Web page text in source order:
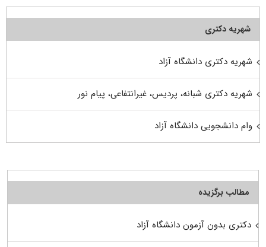
شهریه دکتری
شهریه دکتری دانشگاه آزاد
شهریه دکتری شبانه، پردیس، غیرانتفاعی، پیام نور
وام دانشجویی دانشگاه آزاد
مطالب برگزیده
دکتری بدون آزمون دانشگاه آزاد